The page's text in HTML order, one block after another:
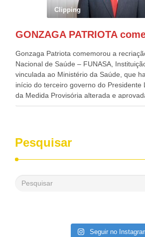
Governadora de Pernambuco, Raquel
Casa Civil, Rui Costa, e da Integração e
de todo Nordeste que também ajudam
Clipping
Gonzaga Patriota comemorou a
Nacional de Saúde – FUNASA,
vinculada ao Ministério da Saúde, que
início do terceiro governo do Presidente
da Medida Provisória alterada e
pelo Congresso Nacional. Gonzaga
desenvolvimento dos seus municípios e,
passado, essa Fundação distribuiu mais
reais, com suas maravilhosas ações,
saneamento básico, em pequenas
Patriota disse ainda que, mesmo sem
Pesquisar
Seguir no